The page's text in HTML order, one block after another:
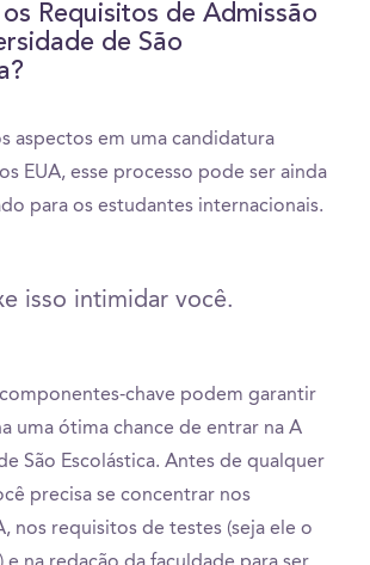
Requisitos de Admissão
de São
aspectos em uma candidatura
EUA, esse processo pode ser ainda
para os estudantes internacionais.
isso intimidar você.
chave podem garantir
uma ótima chance de entrar na A
São Escolástica. Antes de qualquer
precisa se concentrar nos
nos requisitos de testes (seja ele o